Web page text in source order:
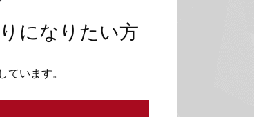
になりたい方
ています。